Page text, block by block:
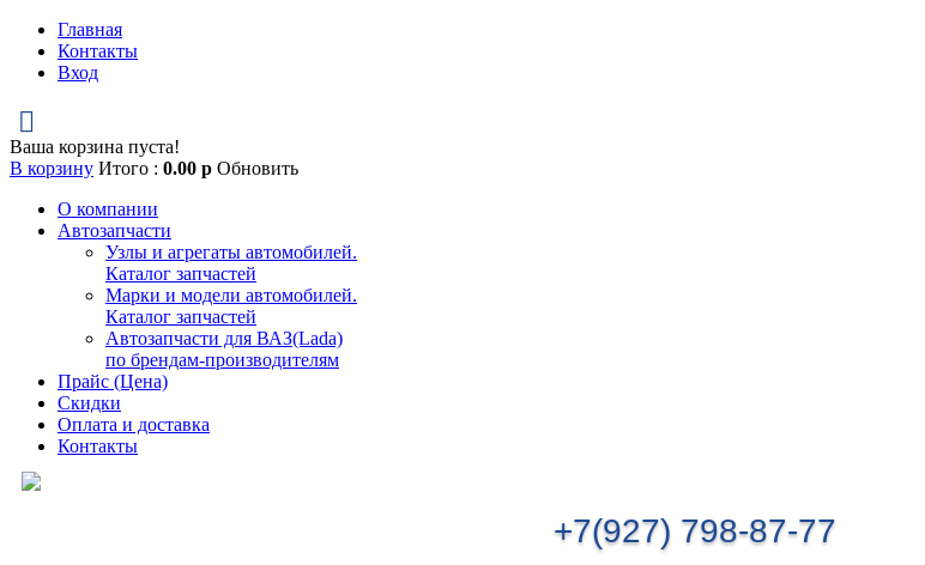
Главная
Контакты
Вход
Ваша корзина пуста!
В корзину Итого : 0.00 р Обновить
О компании
Автозапчасти
Узлы и агрегаты автомобилей.
Каталог запчастей
Марки и модели автомобилей.
Каталог запчастей
Автозапчасти для ВАЗ(Lada)
по брендам-производителям
Прайс (Цена)
Скидки
Оплата и доставка
Контакты
+7(927) 798-87-77